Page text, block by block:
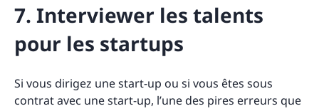
7. Interviewer les talents
pour les startups
Si vous dirigez une start-up ou si vous êtes sous
contrat avec une start-up, l’une des pires erreurs que